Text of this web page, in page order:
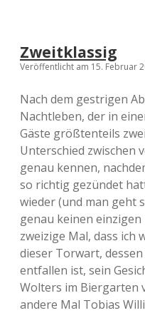
Zweitklassig
Veröffentlicht am 15. Februar
Nach dem gestrigen
Nachtleben, der in
Gäste größtenteils
Unterschied zwischen
genau kennen,
so richtig gezündet
wieder (und man geht
genau keinen einzigen
zweizige Mal, dass ich
dieser Torwart,
entfallen ist, sein
Wolters im Biergarten
andere Mal Tobias